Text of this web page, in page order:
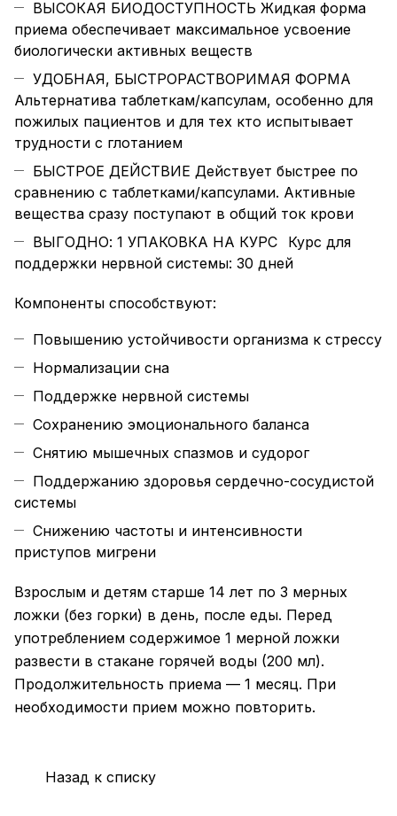
ВЫСОКАЯ БИОДОСТУПНОСТЬ Жидкая форма
приема обеспечивает максимальное усвоение
биологически активных веществ
УДОБНАЯ, БЫСТРОРАСТВОРИМАЯ ФОРМА
Альтернатива таблеткам/капсулам, особенно для
пожилых пациентов и для тех кто испытывает
трудности с глотанием
БЫСТРОЕ ДЕЙСТВИЕ Действует быстрее по
сравнению с таблетками/капсулами. Активные
вещества сразу поступают в общий ток крови
ВЫГОДНО: 1 УПАКОВКА НА КУРС⠀Курс для
поддержки нервной системы: 30 дней
Компоненты способствуют:
Повышению устойчивости организма к стрессу
Нормализации сна
Поддержке нервной системы
Сохранению эмоционального баланса
Снятию мышечных спазмов и судорог
Поддержанию здоровья сердечно-сосудистой
системы
Снижению частоты и интенсивности
приступов мигрени
Взрослым и детям старше 14 лет по 3 мерных
ложки (без горки) в день, после еды. Перед
употреблением содержимое 1 мерной ложки
развести в стакане горячей воды (200 мл).
Продолжительность приема — 1 месяц. При
необходимости прием можно повторить.
Назад к списку